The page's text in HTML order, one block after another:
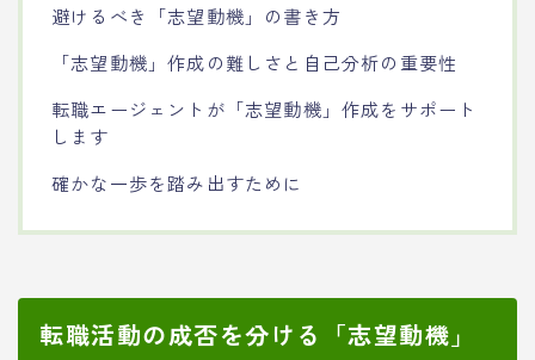
避けるべき「志望動機」の書き方
「志望動機」作成の難しさと自己分析の重要性
転職エージェントが「志望動機」作成をサポート
します
確かな一歩を踏み出すために
転職活動の成否を分ける「志望動機」